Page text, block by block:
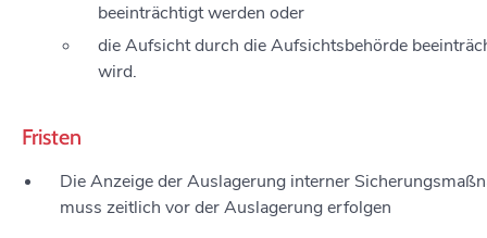
beeinträchtigt werden oder
die Aufsicht durch die Aufsichtsbehörde
wird.
Fristen
Die Anzeige der Auslagerung interner
muss zeitlich vor der Auslagerung erfolgen